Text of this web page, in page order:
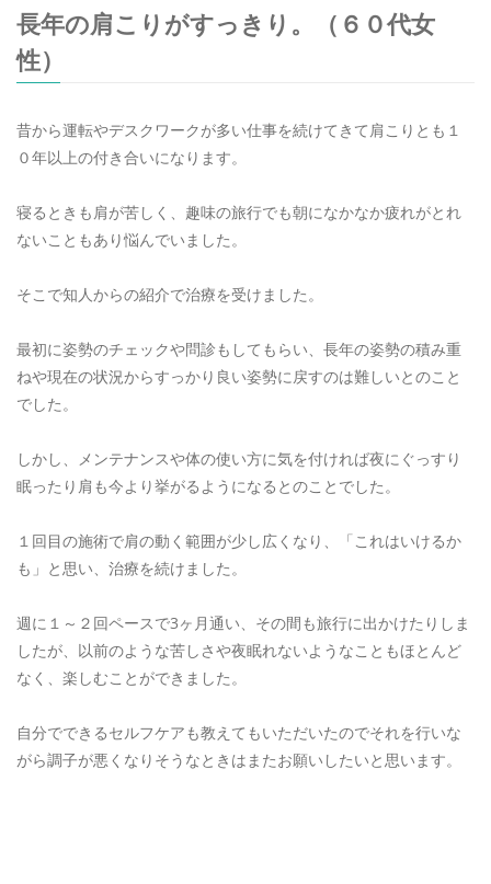
content/
on line
LINEでのご予約
RESERVE
長年の肩こりがすっきり。（６０代女
性）
昔から運転やデスクワークが多い仕事を続けてきて肩こりとも１
０年以上の付き合いになります。
寝るときも肩が苦しく、趣味の旅行でも朝になかなか疲れがとれ
ないこともあり悩んでいました。
そこで知人からの紹介で治療を受けました。
最初に姿勢のチェックや問診もしてもらい、長年の姿勢の積み重
ねや現在の状況からすっかり良い姿勢に戻すのは難しいとのこと
でした。
しかし、メンテナンスや体の使い方に気を付ければ夜にぐっすり
眠ったり肩も今より挙がるようになるとのことでした。
１回目の施術で肩の動く範囲が少し広くなり、「これはいけるか
も」と思い、治療を続けました。
週に１～２回ペースで3ヶ月通い、その間も旅行に出かけたりしま
したが、以前のような苦しさや夜眠れないようなこともほとんど
なく、楽しむことができました。
自分でできるセルフケアも教えてもいただいたのでそれを行いな
がら調子が悪くなりそうなときはまたお願いしたいと思います。